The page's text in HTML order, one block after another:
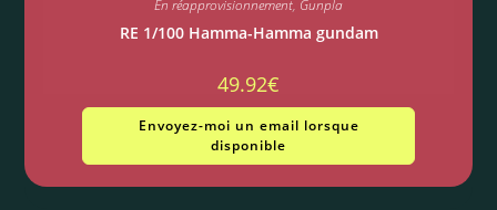
En réapprovisionnement, Gunpla
RE 1/100 Hamma-Hamma gundam
49.92€
Envoyez-moi un email lorsque
disponible